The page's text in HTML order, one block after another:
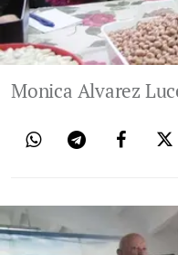
Monica Alvarez